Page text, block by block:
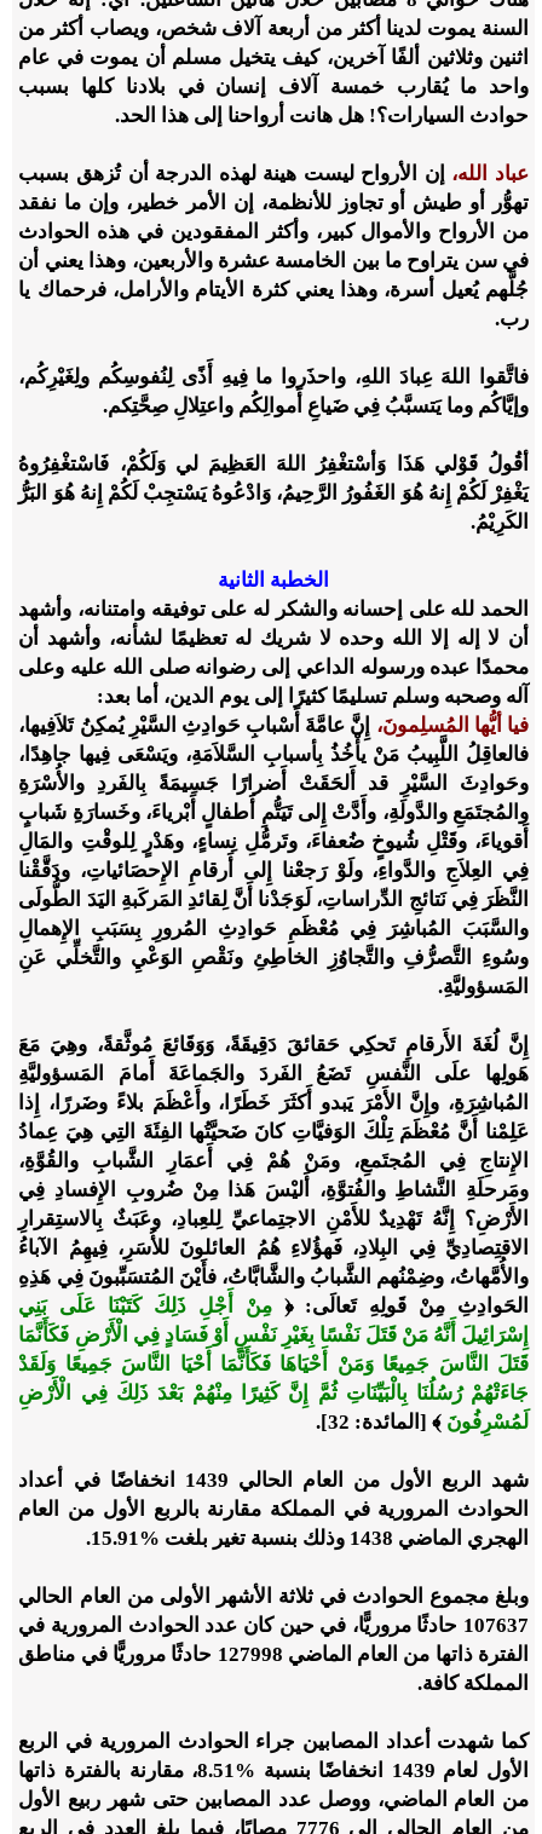
السنة يموت لدينا أكثر من أربعة آلاف شخص، ويصاب أكثر من
اثنين وثلاثين ألفًا آخرين، كيف يتخيل مسلم أن يموت في عام
واحد ما يُقارب خمسة آلاف إنسان في بلادنا كلها بسبب
حوادث السيارات؟! هل هانت أرواحنا إلى هذا الحد.
عباد الله، إن الأرواح ليست هينة لهذه الدرجة أن تُزهق بسبب
تهوُّر أو طيش أو تجاوز للأنظمة، إن الأمر خطير، وإن ما نفقد
من الأرواح والأموال كبير، وأكثر المفقودين في هذه الحوادث
في سن يتراوح ما بين الخامسة عشرة والأربعين، وهذا يعني أن
جُلَّهم يُعيل أسرة، وهذا يعني كثرة الأيتام والأرامل، فرحماك يا
رب.
فاتَّقوا اللهَ عِبادَ اللهِ، واحذَروا ما فِيهِ أَذًى لِنُفوسِكُم ولِغَيْرِكُم،
وإيَّاكُم وما يَتسبَّبُ فِي ضَياعِ أَموالِكُم واعتِلالِ صِحَّتِكم.
أقُولُ قَوْلي هَذَا وَأسْتغْفِرُ اللهَ العَظِيمَ لي وَلَكُمْ، فَاسْتغْفِرُوهُ
يَغْفِرْ لَكُمْ إِنهُ هُوَ الغَفُورُ الرَّحِيمُ، وَادْعُوهُ يَسْتجِبْ لَكُمْ إِنهُ هُوَ البَرُّ
الكَرِيْمُ.
الخطبة الثانية
الحمد لله على إحسانه والشكر له على توفيقه وامتنانه، وأشهد
أن لا إله إلا الله وحده لا شريك له تعظيمًا لشأنه، وأشهد أن
محمدًا عبده ورسوله الداعي إلى رضوانه صلى الله عليه وعلى
آله وصحبه وسلم تسليمًا كثيرًا إلى يوم الدين، أما بعد:
فيا أيُّها المُسلِمونَ، إِنَّ عامَّةَ أَسْبابِ حَوادِثِ السَّيْرِ يُمكِنُ تَلاَفِيها،
فالعاقِلُ اللَّبِيبُ مَنْ يأْخُذُ بِأسبابِ السَّلاَمَةِ، ويَسْعَى فِيها جاهِدًا،
وحَوادِثَ السَّيْرِ قد أَلحَقَتْ أَضرارًا جَسِيمَةً بِالفَردِ والأُسْرَةِ
والمُجتَمَعِ والدَّولَةِ، وأَدَّتْ إِلى تَيَتُّمِ أَطفالٍ أَبْرياءَ، وخَسارَةِ شَبابٍ
أَقوياءَ، وقَتْلِ شُيوخٍ ضُعفاءَ، وتَرمُّلِ نِساءٍ، وهَدْرٍ لِلوقْتِ والمَالِ
فِي العِلاَجِ والدَّواءِ، ولَوْ رَجعْنا إِلى أَرقامِ الإِحصَائياتِ، ودَقَّقْنا
النَّظَرَ فِي نَتائجِ الدِّراساتِ، لَوَجَدْنا أَنَّ لِقائدِ المَركَبةِ اليَدَ الطُّولَى
والسَّبَبَ المُباشِرَ فِي مُعْظَمِ حَوادِثِ المُرورِ بِسَبَبِ الإِهمالِ
وسُوءِ التَّصرُّفِ والتَّجاوُزِ الخاطِئِ ونَقْصِ الوَعْيِ والتَّخلِّي عَنِ
المَسؤوليَّةِ.
إِنَّ لُغَةَ الأَرقامِ تَحكِي حَقائقَ دَقِيقَةً، وَوَقَائعَ مُوثَّقةً، وهِيَ مَعَ
هَولِها علَى النَّفسِ تَضَعُ الفَردَ والجَماعَةَ أَمامَ المَسؤوليَّةِ
المُباشِرَةِ، وإِنَّ الأَمْرَ يَبدو أَكثَرَ خَطَرًا، وأَعْظَمَ بلاءً وضَررًا، إِذا
عَلِمْنا أَنَّ مُعْظَمَ تِلْكَ الوَفيَّاتِ كانَ ضَحيَّتُها الفِئَةَ التِي هِيَ عِمادُ
الإِنتاجِ فِي المُجتَمعِ، ومَنْ هُمْ فِي أَعمَارِ الشَّبابِ والقُوَّةِ،
ومَرحلَةِ النَّشاطِ والفُتوَّةِ، أَليْسَ هَذا مِنْ ضُروبِ الإِفسادِ فِي
الأَرْضِ؟ إِنَّهُ تَهْدِيدٌ للأَمْنِ الاجتِماعيِّ لِلعِبادِ، وعَبَثٌ بِالاستِقرارِ
الاقتِصادِيِّ فِي البِلادِ، فَهؤُلاءِ هُمُ العائلونَ للأُسَرِ، فِيهِمُ الآباءُ
والأُمَّهاتُ، وضِمْنُهم الشَّبابُ والشَّابَّاتُ، فأَيْنَ المُتسَبِّبونَ فِي هَذِهِ
الحَوادِثِ مِنْ قَولِهِ تَعالَى:﴿مِنْ أَجْلِ ذَلِكَ كَتَبْنَا عَلَى بَنِي
إِسْرَائِيلَ أَنَّهُ مَنْ قَتَلَ نَفْسًا بِغَيْرِ نَفْسٍ أَوْ فَسَادٍ فِي الْأَرْضِ فَكَأَنَّمَا
قَتَلَ النَّاسَ جَمِيعًا وَمَنْ أَحْيَاهَا فَكَأَنَّمَا أَحْيَا النَّاسَ جَمِيعًا وَلَقَدْ
جَاءَتْهُمْ رُسُلُنَا بِالْبَيِّنَاتِ ثُمَّ إِنَّ كَثِيرًا مِنْهُمْ بَعْدَ ذَلِكَ فِي الْأَرْضِ
لَمُسْرِفُونَ ﴾ [المائدة: 32] .
شهد الربع الأول من العام الحالي 1439 انخفاضًا في أعداد
الحوادث المرورية في المملكة مقارنة بالربع الأول من العام
الهجري الماضي 1438 وذلك بنسبة تغير بلغت %15.91.
وبلغ مجموع الحوادث في ثلاثة الأشهر الأولى من العام الحالي
107637 حادثًا مروريًّا، في حين كان عدد الحوادث المرورية في
الفترة ذاتها من العام الماضي 127998 حادثًا مروريًّا في مناطق
المملكة كافة.
كما شهدت أعداد المصابين جراء الحوادث المرورية في الربع
الأول لعام 1439 انخفاضًا بنسبة %8.51، مقارنة بالفترة ذاتها
من العام الماضي، ووصل عدد المصابين حتى شهر ربيع الأول
من العام الحالي إلى 7776 مصابًا، فيما بلغ العدد في الربع